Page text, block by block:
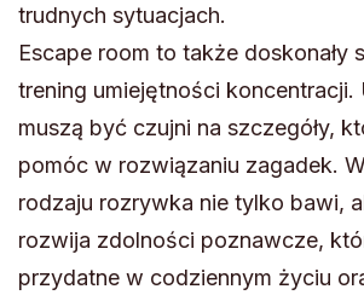
trudnych sytuacjach.
Escape room to także doskonały
trening umiejętności koncentracji.
muszą być czujni na szczegóły,
pomóc w rozwiązaniu zagadek.
rodzaju rozrywka nie tylko bawi,
rozwija zdolności poznawcze,
przydatne w codziennym życiu